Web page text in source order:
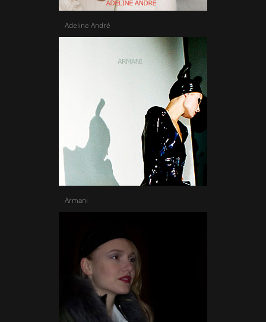
Adeline André
Armani